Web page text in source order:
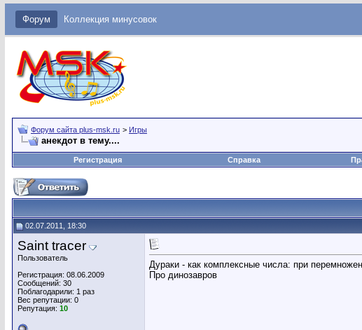
Форум Коллекция минусовок
Форум сайта plus-msk.ru > Игры
анекдот в тему....
Регистрация
Справка
02.07.2011, 18:30
Saint tracer
Пользователь
Регистрация: 08.06.2009
Сообщений: 30
Поблагодарили: 1 раз
Вес репутации: 0
Репутация: 10
Дураки - как комплексные числа: при
Про динозавров